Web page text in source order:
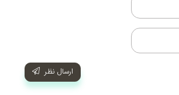
ارسال نظر